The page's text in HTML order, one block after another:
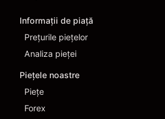
Informaţii de piaţă
Prețurile piețelor
Analiza pieței
Piețele noastre
Pieţe
Forex